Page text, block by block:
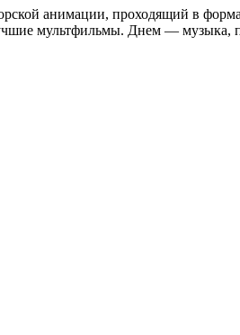
анимации, проходящий в
мультфильмы. Днем — музыка,